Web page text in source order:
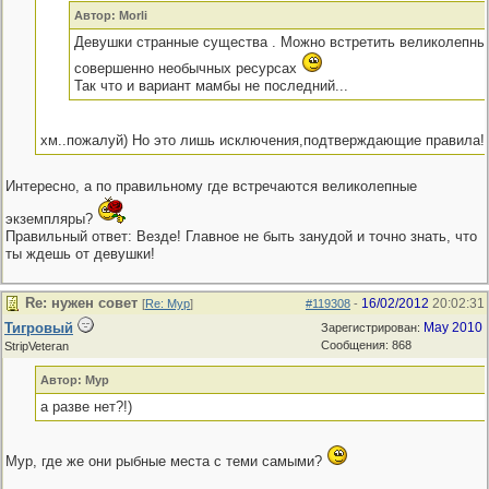
Автор: Morli
Девушки странные существа . Можно встретить
совершенно необычных ресурсах
Так что и вариант мамбы не последний...
хм..пожалуй) Но это лишь исключения,подтверждающие правила!
Интересно, а по правильному где встречаются великолепные
экземпляры?
Правильный ответ: Везде! Главное не быть занудой и точно знать, что
ты ждешь от девушки!
#119308 - 16/02/2012 20:02:31
Re: нужен совет [Re: Мур]
Зарегистрирован: May 2010
Сообщения: 868
Тигровый
StripVeteran
Автор: Мур
а разве нет?!)
Мур, где же они рыбные места с теми самыми?